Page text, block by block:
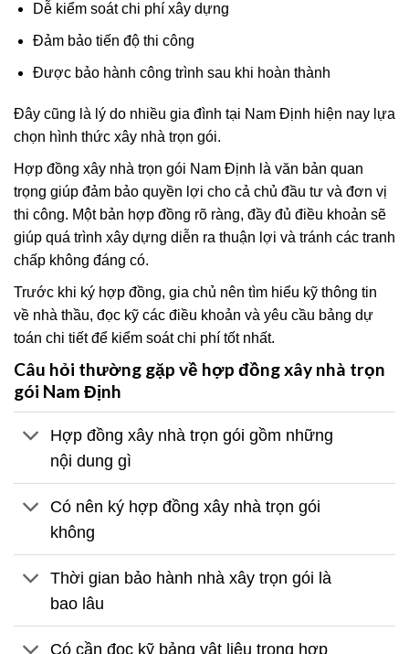
Dễ kiểm soát chi phí xây dựng
Đảm bảo tiến độ thi công
Được bảo hành công trình sau khi hoàn thành
Đây cũng là lý do nhiều gia đình tại Nam Định hiện nay lựa
chọn hình thức xây nhà trọn gói.
Hợp đồng xây nhà trọn gói Nam Định là văn bản quan
trọng giúp đảm bảo quyền lợi cho cả chủ đầu tư và đơn vị
thi công. Một bản hợp đồng rõ ràng, đầy đủ điều khoản sẽ
giúp quá trình xây dựng diễn ra thuận lợi và tránh các tranh
chấp không đáng có.
Trước khi ký hợp đồng, gia chủ nên tìm hiểu kỹ thông tin
về nhà thầu, đọc kỹ các điều khoản và yêu cầu bảng dự
toán chi tiết để kiểm soát chi phí tốt nhất.
Câu hỏi thường gặp về hợp đồng xây nhà trọn
gói Nam Định
Hợp đồng xây nhà trọn gói gồm những
nội dung gì
Có nên ký hợp đồng xây nhà trọn gói
không
Thời gian bảo hành nhà xây trọn gói là
bao lâu
Có cần đọc kỹ bảng vật liệu trong hợp